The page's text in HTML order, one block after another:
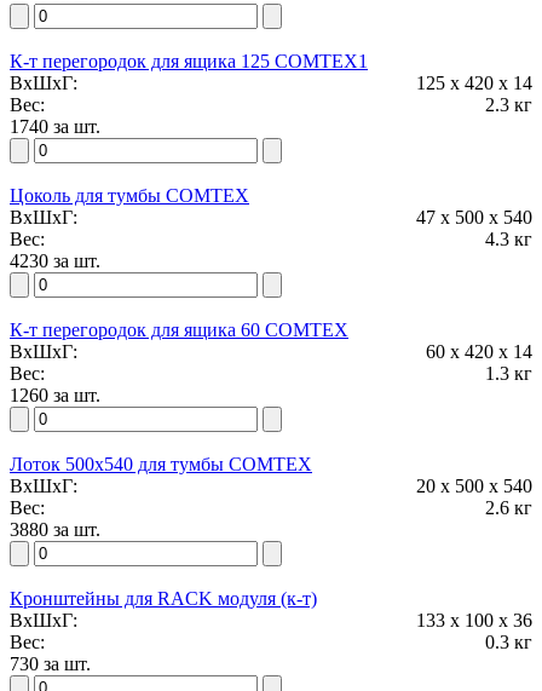
20 мм
500 мм
540 мм
2.6 кг
3880
-
Кронштейны для RACK модуля (к-т)
133 мм
100 мм
36 мм
0.3 кг
730
-
Лоток
100 мм
350 мм
75 мм
0.5 кг
530
-
Карман для документов А4
312 мм
227 мм
40 мм
0.9 кг
1980
К-т перегородок для ящика 125 COMTEX1
ВxШxГ:
125 x 420 x 14
Вес:
2.3 кг
1740 за шт.
Цоколь для тумбы COMTEX
ВxШxГ:
47 x 500 x 540
Вес:
4.3 кг
4230 за шт.
К-т перегородок для ящика 60 COMTEX
ВxШxГ:
60 x 420 x 14
Вес:
1.3 кг
1260 за шт.
Лоток 500х540 для тумбы COMTEX
ВxШxГ:
20 x 500 x 540
Вес:
2.6 кг
3880 за шт.
Кронштейны для RACK модуля (к-т)
ВxШxГ:
133 x 100 x 36
Вес:
0.3 кг
730 за шт.